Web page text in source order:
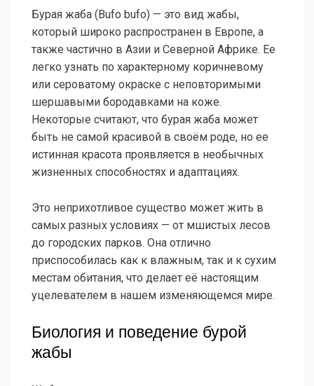
Бурая жаба (Bufo bufo) — это вид жабы,
который широко распространен в Европе, а
также частично в Азии и Северной Африке. Ее
легко узнать по характерному коричневому
или сероватому окраске с неповторимыми
шершавыми бородавками на коже.
Некоторые считают, что бурая жаба может
быть не самой красивой в своём роде, но ее
истинная красота проявляется в необычных
жизненных способностях и адаптациях.
Это неприхотливое существо может жить в
самых разных условиях — от мшистых лесов
до городских парков. Она отлично
приспособилась как к влажным, так и к сухим
местам обитания, что делает её настоящим
уцелевателем в нашем изменяющемся мире.
Биология и поведение бурой
жабы